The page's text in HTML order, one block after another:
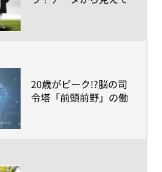
​20歳がピーク!?脳の司
令塔「前頭前野」の働